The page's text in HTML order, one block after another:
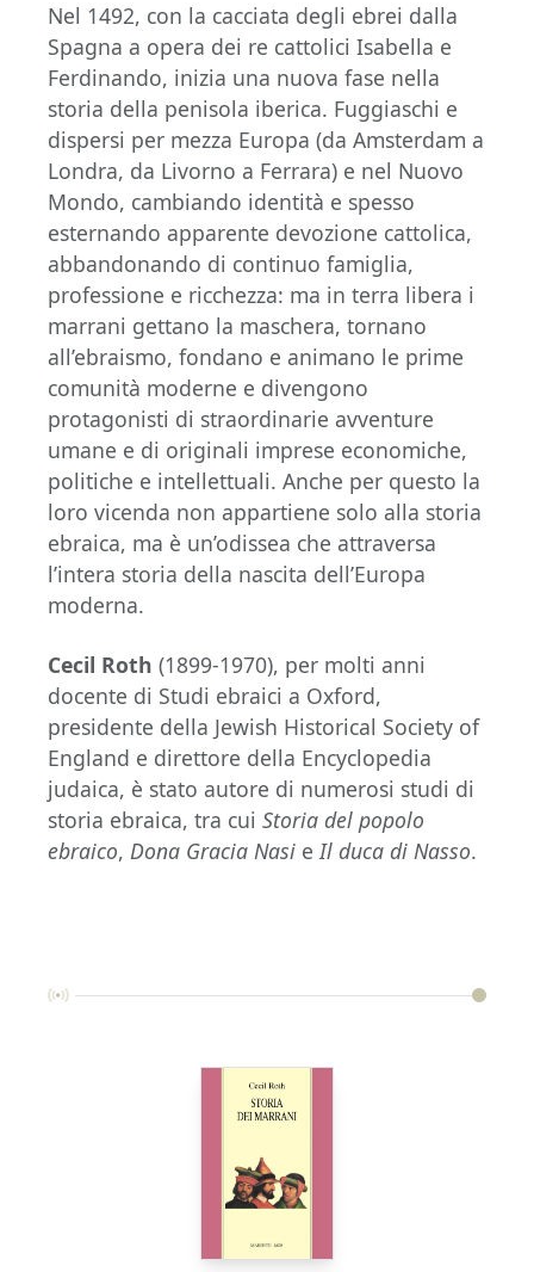
Nel 1492, con la cacciata degli ebrei dalla
Spagna a opera dei re cattolici Isabella e
Ferdinando, inizia una nuova fase nella
storia della penisola iberica. Fuggiaschi e
dispersi per mezza Europa (da Amsterdam a
Londra, da Livorno a Ferrara) e nel Nuovo
Mondo, cambiando identità e spesso
esternando apparente devozione cattolica,
abbandonando di continuo famiglia,
professione e ricchezza: ma in terra libera i
marrani gettano la maschera, tornano
all’ebraismo, fondano e animano le prime
comunità moderne e divengono
protagonisti di straordinarie avventure
umane e di originali imprese economiche,
politiche e intellettuali. Anche per questo la
loro vicenda non appartiene solo alla storia
ebraica, ma è un’odissea che attraversa
l’intera storia della nascita dell’Europa
moderna.
Cecil Roth (1899-1970), per molti anni
docente di Studi ebraici a Oxford,
presidente della Jewish Historical Society of
England e direttore della Encyclopedia
judaica, è stato autore di numerosi studi di
storia ebraica, tra cui Storia del popolo
ebraico, Dona Gracia Nasi eIl duca di Nasso.